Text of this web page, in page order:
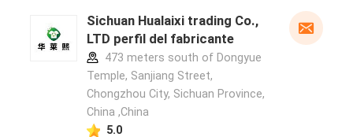
Sichuan Hualaixi trading Co.,
LTD perfil del fabricante
473 meters south of Dongyue
Temple, Sanjiang Street,
Chongzhou City, Sichuan Province,
China ,China
5.0